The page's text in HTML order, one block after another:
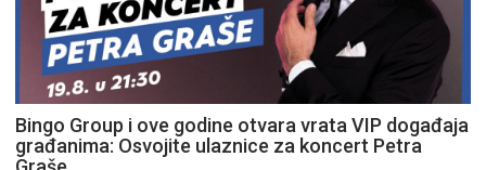
Bingo Group i ove godine otvara vrata VIP događaja
građanima: Osvojite ulaznice za koncert Petra